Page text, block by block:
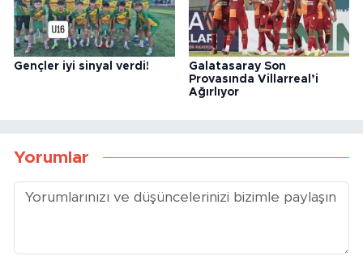
Gençler iyi sinyal verdi!
Galatasaray Son
Provasında Villarreal’i
Ağırlıyor
Yorumlar